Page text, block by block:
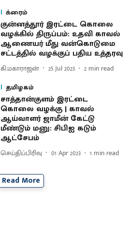
க்ரைம்
குன்னத்தூர் இரட்டை கொலை
வழக்கில் திருப்பம்: உதவி காவல்
ஆணையர் மீது வன்கொடுமை
சட்டத்தில் வழக்குப் பதிய உத்தரவு
கி.மகாராஜன் 25 Jul 2023 2 min read
தமிழகம்
சாத்தான்குளம் இரட்டை
கொலை வழக்கு | காவல்
ஆய்வாளர் ஜாமீன் கேட்டு
மீண்டும் மனு: சிபிஐ கடும்
ஆட்சேபம்
செய்திப்பிரிவு 01 Apr 2023 1 min read
Read More